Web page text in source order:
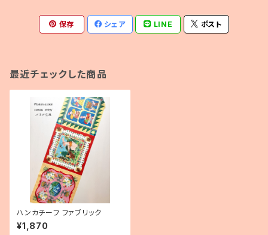
保存 シェア LINE ポスト
最近チェックした商品
ハンカチーフ ファブリック
¥1,870